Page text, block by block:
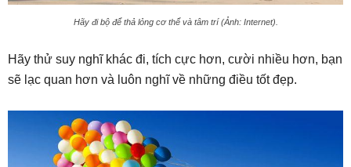
Hãy đi bộ để thả lỏng cơ thể và tâm trí (Ảnh: Internet).
Hãy thử suy nghĩ khác đi, tích cực hơn, cười nhiều hơn, bạn
sẽ lạc quan hơn và luôn nghĩ về những điều tốt đẹp.